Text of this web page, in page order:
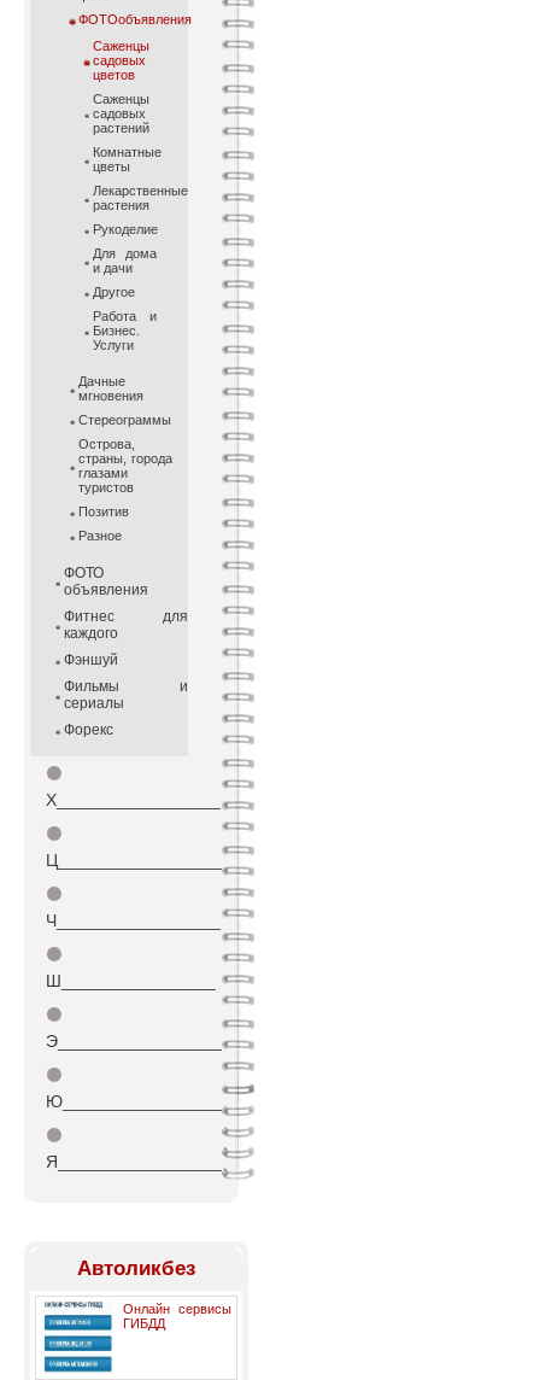
ФОТОобъявления
Саженцы
садовых
цветов
Саженцы
садовых
растений
Комнатные
цветы
Лекарственные
растения
Рукоделие
Для дома
и дачи
Другое
Работа и
Бизнес.
Услуги
Дачные
мгновения
Стереограммы
Острова,
страны, города
глазами
туристов
Позитив
Разное
ФОТО
объявления
Фитнес для
каждого
Фэншуй
Фильмы и
сериалы
Форекс
⚫
Х_________________
⚫
Ц_________________
⚫
Ч_________________
⚫
Ш________________
⚫
Э_________________
⚫
Ю_________________
⚫
Я_________________
Автоликбез
Онлайн сервисы
ГИБДД